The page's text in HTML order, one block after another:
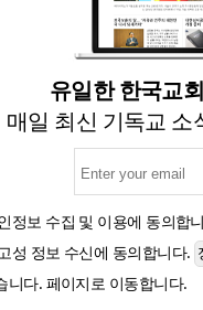
유일한 한국교
매일 최신 기독교
정보 수집 및 이용에 동의합
성 정보 수신에 동의합니다.
니다. 페이지로 이동합니다.
정치일반
입국설